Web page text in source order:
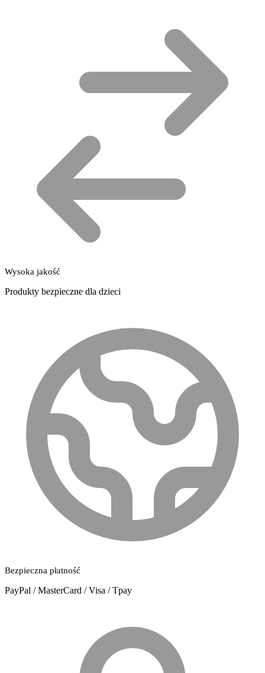
Wysoka jakość
Produkty bezpieczne dla dzieci
Bezpieczna płatność
PayPal / MasterCard / Visa / Tpay